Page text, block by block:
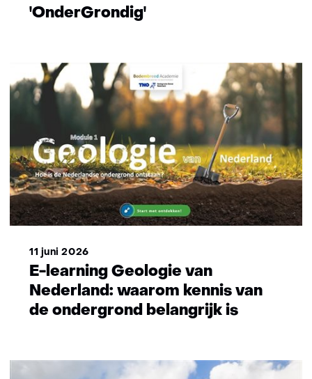
'OnderGrondig'
11 juni 2026
E-learning Geologie van
Nederland: waarom kennis van
de ondergrond belangrijk is